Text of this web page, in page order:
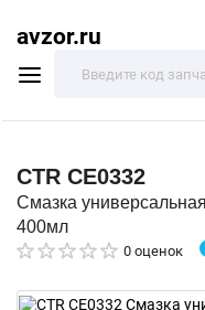
avzor.ru
CTR CE0332
Смазка
400мл
0 оценок